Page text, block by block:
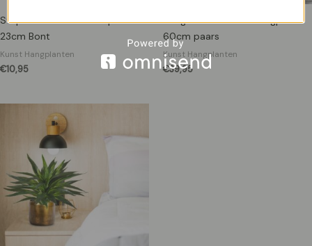
Stephania Erecta Kunstplant
23cm Bont
Kunst Hangplanten
€10,95
Bougainvillea Kunst Hangplant
60cm paars
Kunst Hangplanten
€39,95